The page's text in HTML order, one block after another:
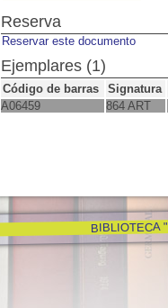
Reserva
Reservar este documento
Ejemplares (1)
Código de barras
Signatura
A06459
864 ART
BIBLIOTECA